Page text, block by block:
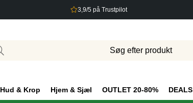
3,9/5 på Trustpilot
Hud & Krop Hjem & Sjæl OUTLET 20-80% DEALS